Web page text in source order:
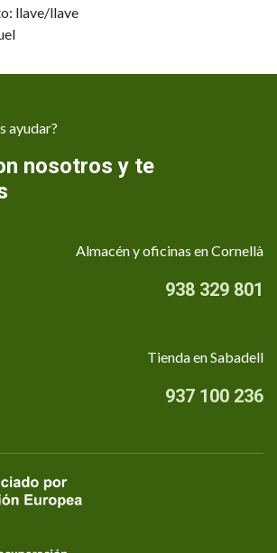
llave/llave
ayudar?
nosotros y te
Almacén y oficinas en Cornellà
938 329 801
Tienda en Sabadell
937 100 236